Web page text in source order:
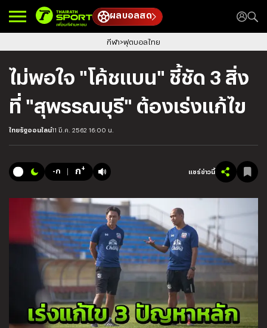
ผลบอลสด
กีฬา ฟุตบอลไทย
ไม่พอใจ "โค้ชแบน" ชี้ชัด 3 สิ่ง
ที่ "สุพรรณบุรี" ต้องเร่งแก้ไข
ไทยรัฐออนไลน์11 มี.ค. 2562 16:00 น.
-ก ก+ แชร์ข่าวนี้